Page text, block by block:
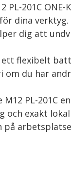
PL-201C
dina
dig att
ett flexibelt
du har
PL-201C
exakt